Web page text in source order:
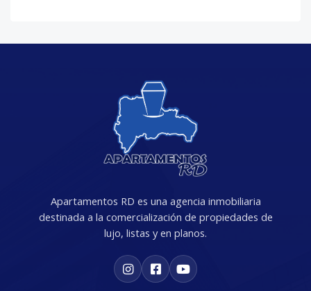
Apartamentos RD es una agencia inmobiliaria
destinada a la comercialización de propiedades de
lujo, listas y en planos.